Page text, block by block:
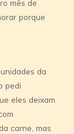
mês de
porque
da
pedi
eles deixam
carne, mas